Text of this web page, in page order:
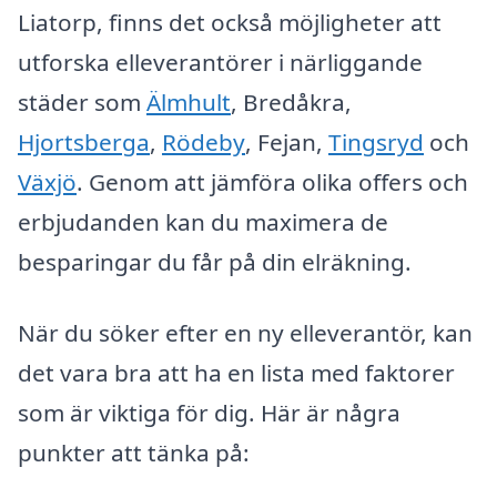
Liatorp, finns det också möjligheter att
utforska elleverantörer i närliggande
städer som Älmhult, Bredåkra,
Hjortsberga, Rödeby, Fejan, Tingsryd och
Växjö. Genom att jämföra olika offers och
erbjudanden kan du maximera de
besparingar du får på din elräkning.
När du söker efter en ny elleverantör, kan
det vara bra att ha en lista med faktorer
som är viktiga för dig. Här är några
punkter att tänka på: